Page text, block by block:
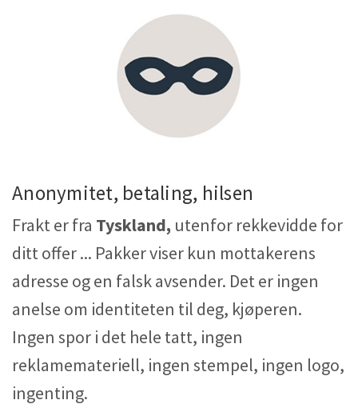
Anonymitet, betaling, hilsen
Frakt er fra Tyskland, utenfor rekkevidde for
ditt offer ... Pakker viser kun mottakerens
adresse og en falsk avsender. Det er ingen
anelse om identiteten til deg, kjøperen.
Ingen spor i det hele tatt, ingen
reklamemateriell, ingen stempel, ingen logo,
ingenting.